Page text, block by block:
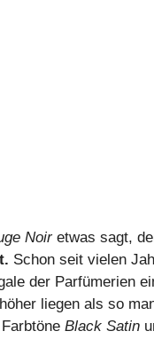
Noiretwas sagt,
Schon seit vielen
der Parfümerien
liegen als so
Black Satin